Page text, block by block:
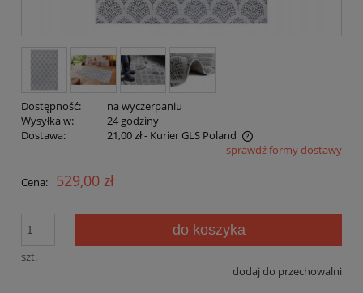
Dostępność:
na wyczerpaniu
Wysyłka w:
24 godziny
Dostawa:
21,00 zł- Kurier GLS Poland
Cena nie zawiera ewentualnych kosztów płatnościsprawdź formy dostawy
Cena: 529,00 zł
szt.
do koszyka
dodaj do przechowalni